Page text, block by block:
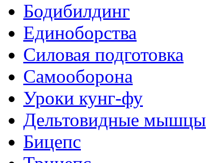
Бодибилдинг
Единоборства
Силовая подготовка
Самооборона
Уроки кунг-фу
Дельтовидные мышцы
Бицепс